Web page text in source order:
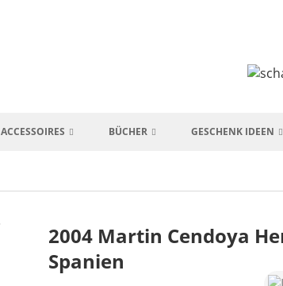
ACCESSOIRES BÜCHER GESCHENK IDEEN
2004 Martin Cendoya
Spanien